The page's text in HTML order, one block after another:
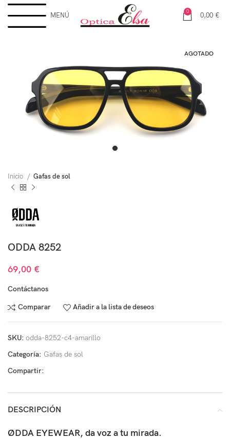
MENÚ 0 0,00 €
AGOTADO
Inicio Gafas de sol
ODDA 8252
69,00 €
Contáctanos
Comparar Añadir a la lista de deseos
SKU: odda-8252-c4-amarillo
Categoría: Gafas de sol
Compartir:
DESCRIPCIÓN
ØDDA EYEWEAR, da voz a tu mirada.